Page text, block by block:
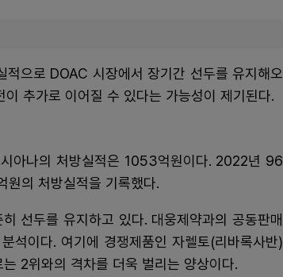
으로 DOAC 시장에서 장기간 선두를 유지해오
추가로 이어질 수 있다는 가능성이 제기된다.
아나의 처방실적은 1053억원이다. 2022년 96
의 처방실적을 기록했다.
선두를 유지하고 있다. 대웅제약과의 공동판매
석이다. 여기에 경쟁제품인 자렐토(리바록사반)
2위와의 격차를 더욱 벌리는 양상이다.